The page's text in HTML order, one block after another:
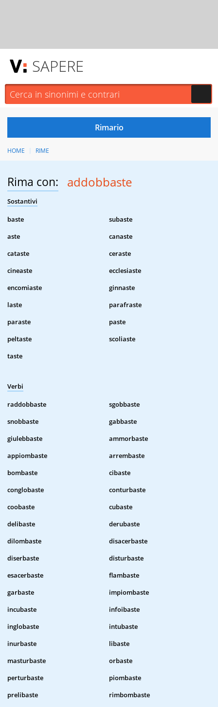
SAPERE
HOME RIME
Rima con: addobbaste
Sostantivi
baste
subaste
aste
canaste
cataste
ceraste
cineaste
ecclesiaste
encomiaste
ginnaste
laste
parafraste
paraste
paste
peltaste
scoliaste
taste
Verbi
raddobbaste
sgobbaste
snobbaste
gabbaste
giulebbaste
ammorbaste
appiombaste
arrembaste
bombaste
cibaste
conglobaste
conturbaste
coobaste
cubaste
delibaste
derubaste
dilombaste
disacerbaste
diserbaste
disturbaste
esacerbaste
flambaste
garbaste
impiombaste
incubaste
infoibaste
inglobaste
intubaste
inurbaste
libaste
masturbaste
orbaste
perturbaste
piombaste
prelibaste
rimbombaste